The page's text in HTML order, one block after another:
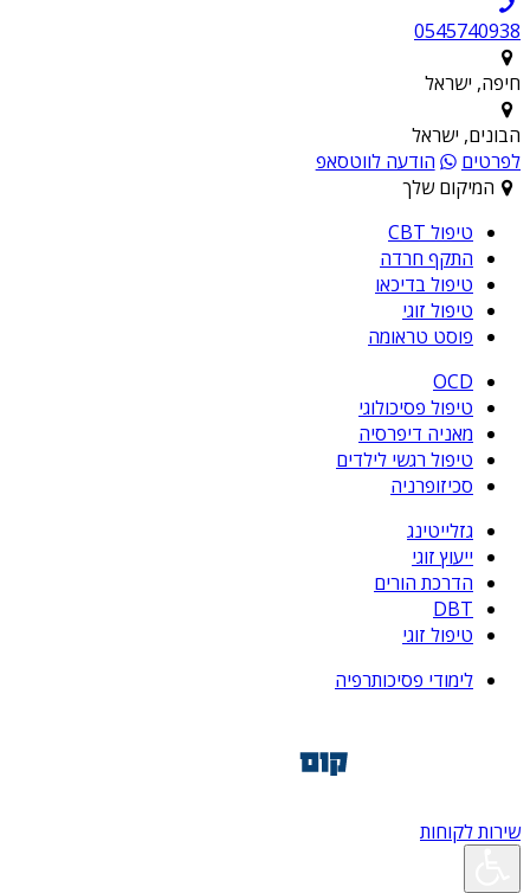
0545740938
חיפה, ישראל
הבונים, ישראל
לפרטים
הודעה לווטסאפ
המיקום שלך
טיפול CBT
התקף חרדה
טיפול בדיכאו
טיפול זוגי
פוסט טראומה
OCD
טיפול פסיכולוגי
מאניה דיפרסיה
טיפול רגשי לילדים
סכיזופרניה
גזלייטינג
ייעוץ זוגי
הדרכת הורים
DBT
טיפול זוגי
לימודי פסיכותרפיה
שירות לקוחות